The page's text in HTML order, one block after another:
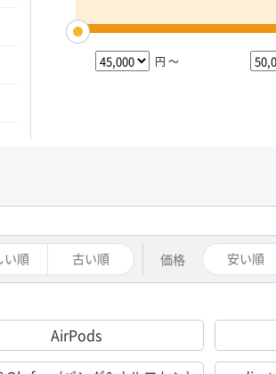
円 ～
い順 古い順 価格 安い順
AirPods